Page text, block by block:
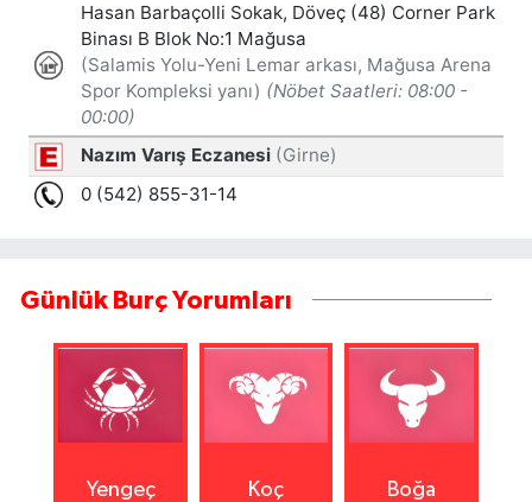
Günlük Burç Yorumları
Yengeç Koç Boğa